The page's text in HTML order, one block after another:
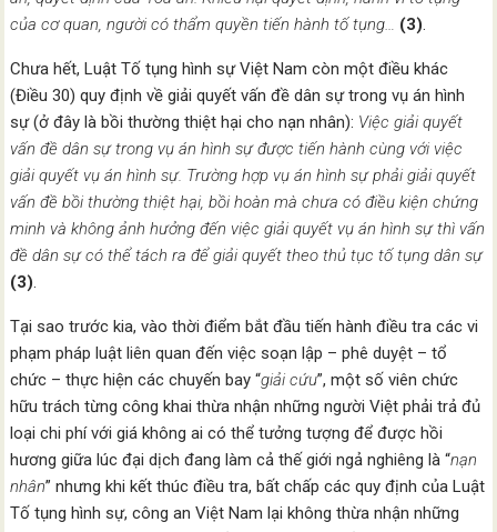
của cơ quan, người có thẩm quyền tiến hành tố tụng… (3).
Chưa hết, Luật Tố tụng hình sự Việt Nam còn một điều khác
(Điều 30) quy định về giải quyết vấn đề dân sự trong vụ án hình
sự (ở đây là bồi thường thiệt hại cho nạn nhân): Việc giải quyết
vấn đề dân sự trong vụ án hình sự được tiến hành cùng với việc
giải quyết vụ án hình sự. Trường hợp vụ án hình sự phải giải quyết
vấn đề bồi thường thiệt hại, bồi hoàn mà chưa có điều kiện chứng
minh và không ảnh hưởng đến việc giải quyết vụ án hình sự thì vấn
đề dân sự có thể tách ra để giải quyết theo thủ tục tố tụng dân sự
(3).
Tại sao trước kia, vào thời điểm bắt đầu tiến hành điều tra các vi
phạm pháp luật liên quan đến việc soạn lập – phê duyệt – tổ
chức – thực hiện các chuyến bay “giải cứu”, một số viên chức
hữu trách từng công khai thừa nhận những người Việt phải trả đủ
loại chi phí với giá không ai có thể tưởng tượng để được hồi
hương giữa lúc đại dịch đang làm cả thế giới ngả nghiêng là “nạn
nhân” nhưng khi kết thúc điều tra, bất chấp các quy định của Luật
Tố tụng hình sự, công an Việt Nam lại không thừa nhận những